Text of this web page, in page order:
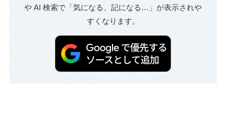
や AI 検索で「気になる、記になる…」が表示されや
すくなります。